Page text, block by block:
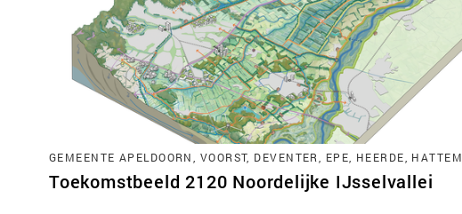
GEMEENTE APELDOORN, VOORST, DEVENTER, EPE, HEERDE, HATTEM
Toekomstbeeld 2120 Noordelijke IJsselvallei